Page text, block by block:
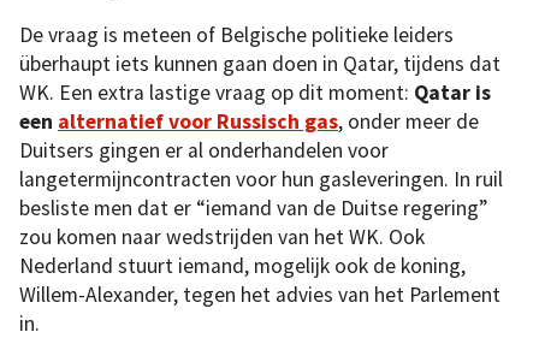
De vraag is meteen of Belgische politieke leiders
überhaupt iets kunnen gaan doen in Qatar, tijdens dat
WK. Een extra lastige vraag op dit moment: Qatar is
een alternatief voor Russisch gas, onder meer de
Duitsers gingen er al onderhandelen voor
langetermijncontracten voor hun gasleveringen. In ruil
besliste men dat er “iemand van de Duitse regering”
zou komen naar wedstrijden van het WK. Ook
Nederland stuurt iemand, mogelijk ook de koning,
Willem-Alexander, tegen het advies van het Parlement
in.